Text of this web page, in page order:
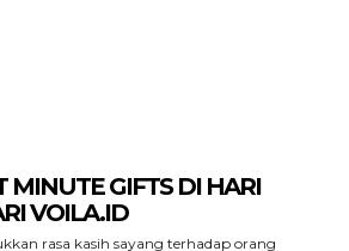
MINUTE GIFTS DI HARI
VOILA.ID
rasa kasih sayang terhadap orang